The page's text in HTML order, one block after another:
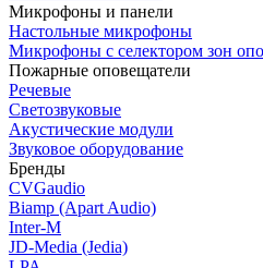
Микрофоны и панели
Настольные микрофоны
Микрофоны с селектором зон
Пожарные оповещатели
Речевые
Светозвуковые
Акустические модули
Звуковое оборудование
Бренды
CVGaudio
Biamp (Apart Audio)
Inter-M
JD-Media (Jedia)